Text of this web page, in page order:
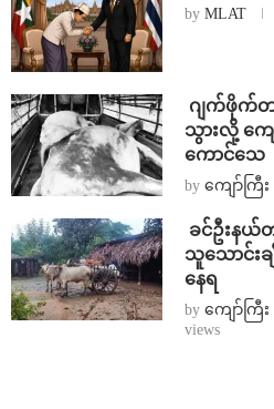
by MLAT
ဂျက်ဖိုက်တ
သွားလို့ ကျေ
ကောင်သေ
by ကျော်ကြီး
ခင်ဦးနယ်
သူသောင်းခ
နေရ
by ကျော်ကြီး
views